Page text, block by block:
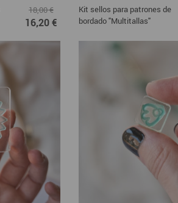
18,00 €
16,20 €
Kit sellos para patrones de
bordado "Multitallas"